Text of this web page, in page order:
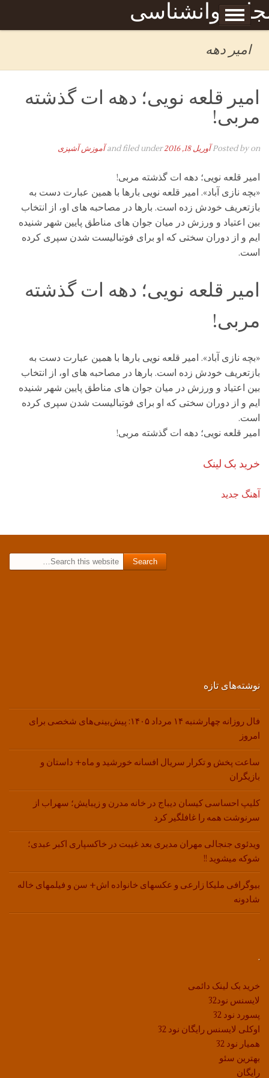
روانشناسی
Skip to content
برگه نمونه
امیر دهه
امیر قلعه نویی؛ دهه ات گذشته
مربی!
Posted byon آوریل 18, 2016 and filed under آموزش آشپزی
امیر قلعه نویی؛ دهه ات گذشته مربی!
«بچه نازی آباد». امیر قلعه نویی بارها با همین عبارت دست به
بازتعریف خودش زده است. بارها در مصاحبه های او، از انتخاب
بین اعتیاد و ورزش در میان جوان های مناطق پایین شهر شنیده
ایم و از دوران سختی که او برای فوتبالیست شدن سپری کرده
است.
امیر قلعه نویی؛ دهه ات گذشته
مربی!
«بچه نازی آباد». امیر قلعه نویی بارها با همین عبارت دست به
بازتعریف خودش زده است. بارها در مصاحبه های او، از انتخاب
بین اعتیاد و ورزش در میان جوان های مناطق پایین شهر شنیده
ایم و از دوران سختی که او برای فوتبالیست شدن سپری کرده
است.
امیر قلعه نویی؛ دهه ات گذشته مربی!
خرید بک لینک
آهنگ جدید
نوشته‌های تازه
فال روزانه چهارشنبه ۱۴ مرداد ۱۴۰۵: پیش‌بینی‌های شخصی برای
امروز
ساعت پخش و تکرار سریال افسانه خورشید و ماه+ داستان و
بازیگران
کلیپ احساسی کیسان دیباج در خانه مدرن و زیبایش؛ سهراب از
سرنوشت همه را غافلگیر کرد
ویدئوی جنجالی مهران مدیری بعد غیبت در خاکسپاری اکبر عبدی؛
شوکه میشوید !!
بیوگرافی ملیکا زارعی و عکسهای خانواده اش+ سن و فیلمهای خاله
شادونه
.
خرید بک لینک دائمی
لایسنس نود32
پسورد نود 32
اوکلی لایسنس رایگان نود 32
همیار نود 32
بهترین سئو
رایگان